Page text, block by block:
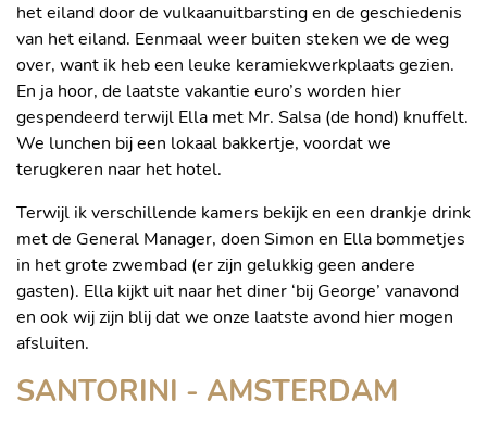
het eiland door de vulkaanuitbarsting en de geschiedenis
van het eiland. Eenmaal weer buiten steken we de weg
over, want ik heb een leuke keramiekwerkplaats gezien.
En ja hoor, de laatste vakantie euro’s worden hier
gespendeerd terwijl Ella met Mr. Salsa (de hond) knuffelt.
We lunchen bij een lokaal bakkertje, voordat we
terugkeren naar het hotel.
Terwijl ik verschillende kamers bekijk en een drankje drink
met de General Manager, doen Simon en Ella bommetjes
in het grote zwembad (er zijn gelukkig geen andere
gasten). Ella kijkt uit naar het diner ‘bij George’ vanavond
en ook wij zijn blij dat we onze laatste avond hier mogen
afsluiten.
SANTORINI - AMSTERDAM